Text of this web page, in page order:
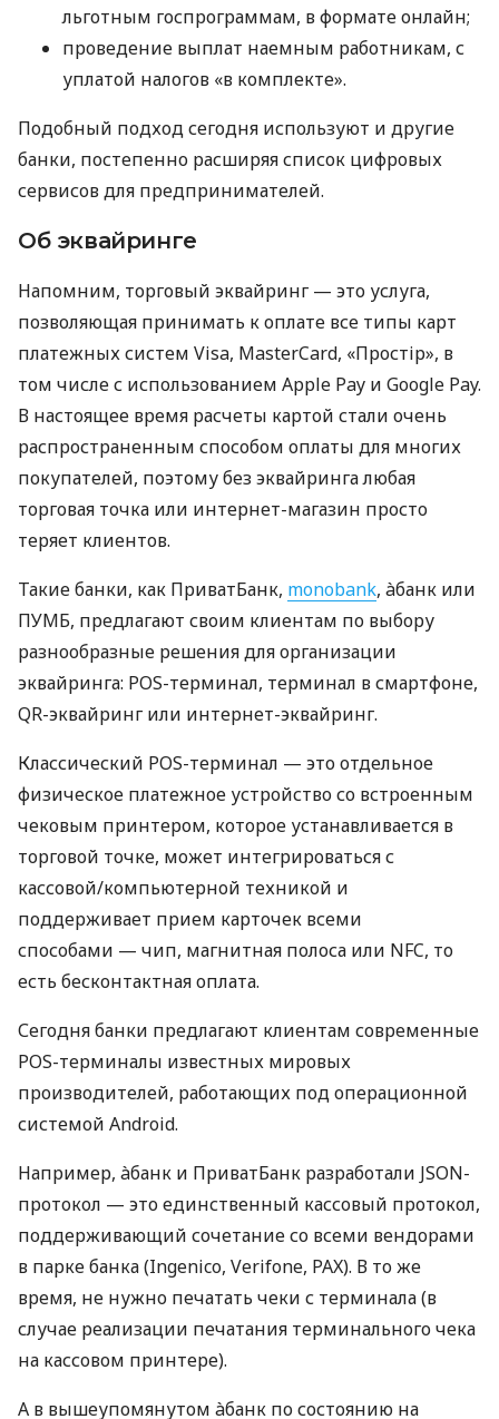
льготным госпрограммам, в формате онлайн;
проведение выплат наемным работникам, с
уплатой налогов «в комплекте».
Подобный подход сегодня используют и другие
банки, постепенно расширяя список цифровых
сервисов для предпринимателей.
Об эквайринге
Напомним, торговый эквайринг — это услуга,
позволяющая принимать к оплате все типы карт
платежных систем Visa, MasterCard, «Простір», в
том числе с использованием Apple Pay и Google Pay.
В настоящее время расчеты картой стали очень
распространенным способом оплаты для многих
покупателей, поэтому без эквайринга любая
торговая точка или интернет-магазин просто
теряет клиентов.
Такие банки, как ПриватБанк, monobank, àбанк или
ПУМБ, предлагают своим клиентам по выбору
разнообразные решения для организации
эквайринга: POS-терминал, терминал в смартфоне,
QR-эквайринг или интернет-эквайринг.
Классический POS-терминал — это отдельное
физическое платежное устройство со встроенным
чековым принтером, которое устанавливается в
торговой точке, может интегрироваться с
кассовой/компьютерной техникой и
поддерживает прием карточек всеми
способами — чип, магнитная полоса или NFC, то
есть бесконтактная оплата.
Сегодня банки предлагают клиентам современные
POS-терминалы известных мировых
производителей, работающих под операционной
системой Android.
Например, àбанк и ПриватБанк разработали JSON-
протокол — это единственный кассовый протокол,
поддерживающий сочетание со всеми вендорами
в парке банка (Ingenico, Verifone, PAX). В то же
время, не нужно печатать чеки с терминала (в
случае реализации печатания терминального чека
на кассовом принтере).
А в вышеупомянутом àбанк по состоянию на